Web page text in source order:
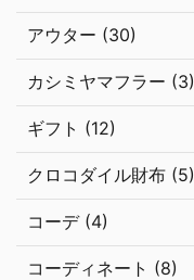
アウター (30)
カシミヤマフラー (3)
ギフト (12)
クロコダイル財布 (5)
コーデ (4)
コーディネート (8)